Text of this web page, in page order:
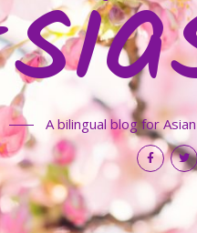
A bilingual blog for